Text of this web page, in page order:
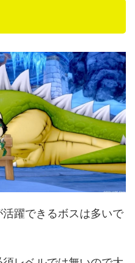
躍できるボスは多いで